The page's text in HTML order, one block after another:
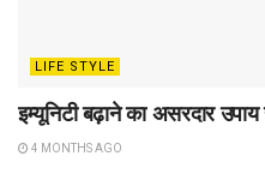
LIFE STYLE
इम्यूनिटी बढ़ाने का असरदार उपाय
4 MONTHS AGO